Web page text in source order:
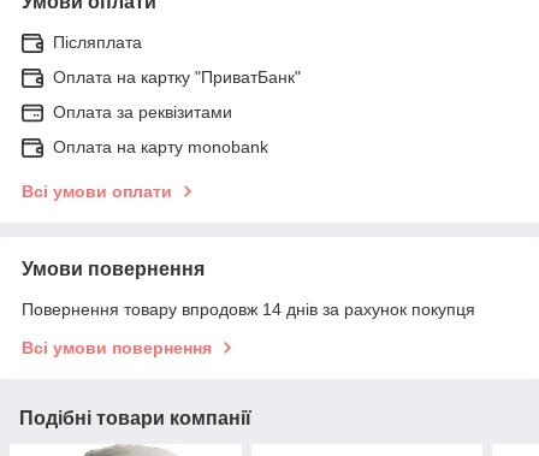
Післяплата
Оплата на картку "ПриватБанк"
Оплата за реквізитами
Оплата на карту monobank
Всі умови оплати
Умови повернення
Повернення товару впродовж 14 днів за рахунок покупця
Всі умови повернення
Подібні товари компанії